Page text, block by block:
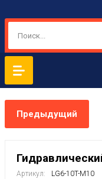
Предыдущий
Артикул: LG6-10T-M10